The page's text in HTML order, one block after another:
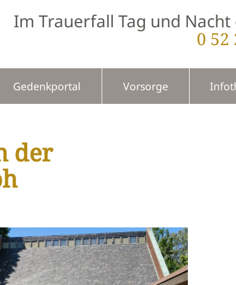
Im Trauerfall Tag und
0 52 23
Gedenkportal Vorsorge
der